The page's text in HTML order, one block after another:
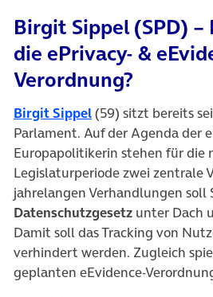
Birgit Sippel (SPD)
die ePrivacy- &
Verordnung?
Birgit Sippel(öffnet in neuem
(59) sitzt bereits
Parlament. Auf der Agenda der
Europapolitikerin stehen für die
Legislaturperiode zwei zentrale
jahrelangen Verhandlungen soll
Datenschutzgesetz unter Dach
Damit soll das Tracking von
verhindert werden. Zugleich
geplanten eEvidence-